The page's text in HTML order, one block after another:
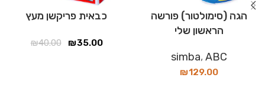
הגה (סימולטור) פורשה
הראשון שלי
simba,ABC
₪129.00
כבאית פריקשן מעץ
₪40.00 ₪35.00